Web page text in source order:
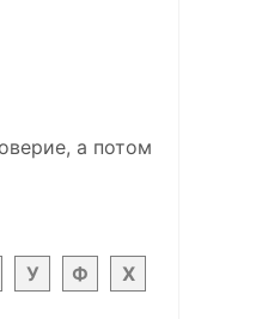
а потом
У Ф Х